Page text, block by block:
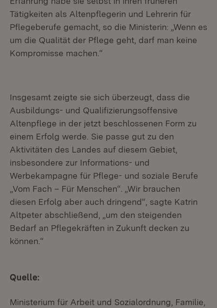
Tätigkeiten als Altenpflegerin und Lehrerin für
Pflegeberufe gemacht, so die Ministerin: „Wenn es
um die Qualität der Pflege geht, darf man keine
Kompromisse machen.“
Insgesamt zeigte sie sich überzeugt, dass die
Ausbildungs- und Qualifizierungsoffensive
Altenpflege in der jetzt beschlossenen Form zu
einem Erfolg werde. Sie passe gut zu den
Aktivitäten des Landes auf diesem Gebiet,
insbesondere zur Informations- und
Werbekampagne für Pflege- und soziale Berufe
„Vom Fach – Für Menschen“. „Wir brauchen
diesen Erfolg aber auch dringend“, sagte Katrin
Altpeter abschließend, „um den steigenden
Bedarf an Pflegekräften in Zukunft decken zu
können.“
Quelle:
Ministerium für Arbeit und Sozialordnung, Familie,